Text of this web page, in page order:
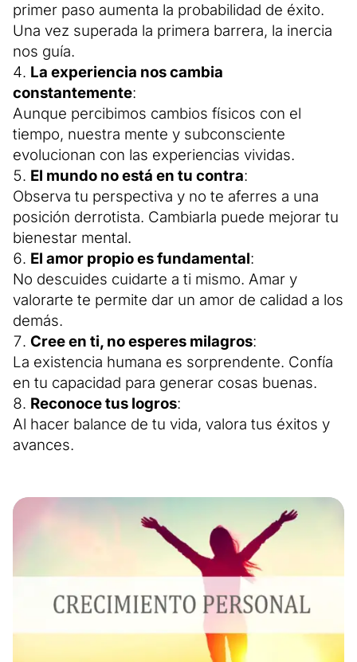
primer paso aumenta la probabilidad de éxito.
Una vez superada la primera barrera, la inercia
nos guía.
La experiencia nos cambia
constantemente:
Aunque percibimos cambios físicos con el
tiempo, nuestra mente y subconsciente
evolucionan con las experiencias vividas.
El mundo no está en tu contra:
Observa tu perspectiva y no te aferres a una
posición derrotista. Cambiarla puede mejorar tu
bienestar mental.
El amor propio es fundamental:
No descuides cuidarte a ti mismo. Amar y
valorarte te permite dar un amor de calidad a los
demás.
Cree en ti, no esperes milagros:
La existencia humana es sorprendente. Confía
en tu capacidad para generar cosas buenas.
Reconoce tus logros:
Al hacer balance de tu vida, valora tus éxitos y
avances.